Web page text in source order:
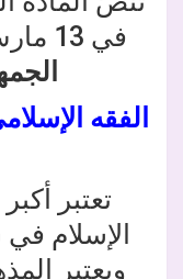
في 13 مارس 1973، أن
الفقه
تعتبر
الإسلام
ويعتبر